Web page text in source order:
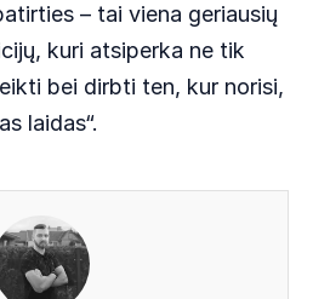
– tai viena geriausių
kuri atsiperka ne tik
bei dirbti ten, kur norisi,
laidas“.